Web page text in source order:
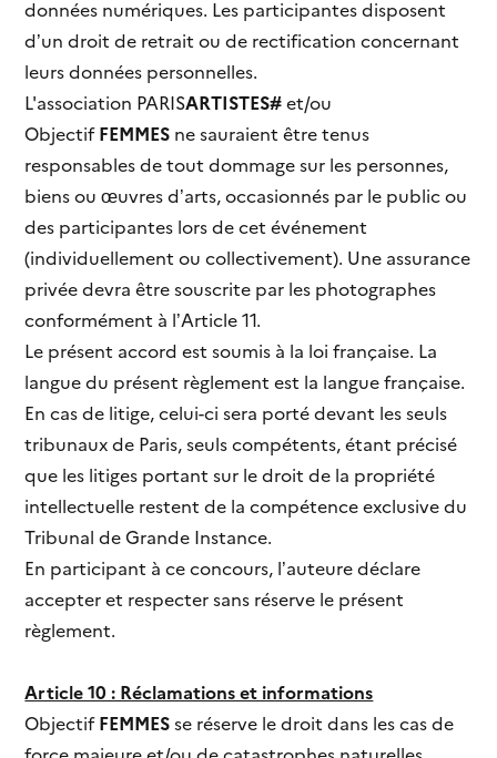
données numériques. Les participantes disposent
d’un droit de retrait ou de rectification concernant
leurs données personnelles.
L'association PARISARTISTES#et/ou
ObjectifFEMMES ne sauraient être tenus
responsables de tout dommage sur les personnes,
biens ou œuvres d’arts, occasionnés par le public ou
des participantes lors de cet événement
(individuellement ou collectivement). Une assurance
privée devra être souscrite par les photographes
conformément à l’Article 11.
Le présent accord est soumis à la loi française. La
langue du présent règlement est la langue française.
En cas de litige, celui-ci sera porté devant les seuls
tribunaux de Paris, seuls compétents, étant précisé
que les litiges portant sur le droit de la propriété
intellectuelle restent de la compétence exclusive du
Tribunal de Grande Instance.
En participant à ce concours, l’auteure déclare
accepter et respecter sans réserve le présent
règlement.
Article 10 : Réclamations et informations
ObjectifFEMMESse réserve le droit dans les cas de